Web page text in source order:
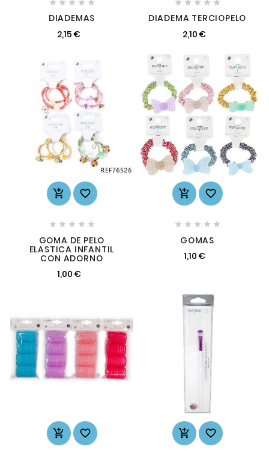
    
DIADEMAS
2,15 €
    
DIADEMA TERCIOPELO
2,10 €
 
    
GOMA DE PELO
ELASTICA INFANTIL
CON ADORNO
1,00 €
 
    
GOMAS
1,10 €
   